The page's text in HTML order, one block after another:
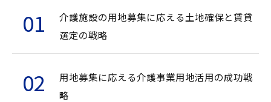
介護施設の用地募集に応える土地確保と賃貸
選定の戦略
用地募集に応える介護事業用地活用の成功戦
略